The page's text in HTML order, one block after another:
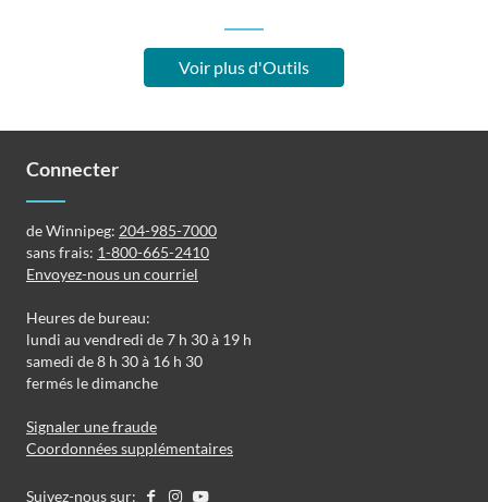
Voir plus d'Outils
Connecter
de Winnipeg: 204-985-7000
sans frais: 1-800-665-2410
Envoyez-nous un courriel
Heures de bureau:
lundi au vendredi de 7 h 30 à 19 h
samedi de 8 h 30 à 16 h 30
fermés le dimanche
Signaler une fraude
Coordonnées supplémentaires
Suivez-nous sur: